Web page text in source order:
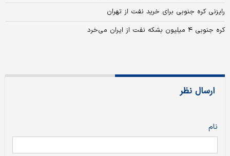
رایزنی کره جنوبی برای خرید نفت از تهران
کره جنوبی ۴ میلیون بشکه نفت از ایران می‌خرد
ارسال نظر
نام